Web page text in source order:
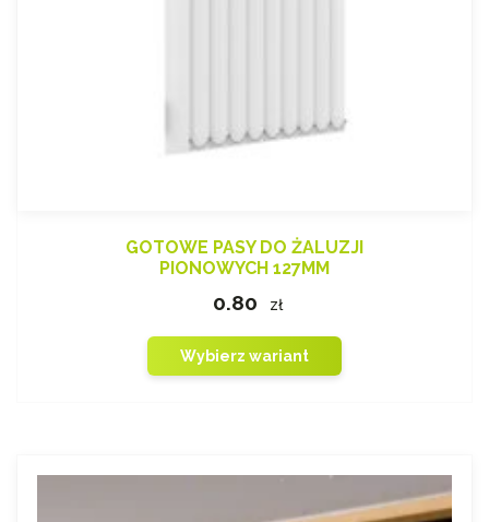
GOTOWE PASY DO ŻALUZJI
PIONOWYCH 127MM
0.80 zł
Wybierz wariant